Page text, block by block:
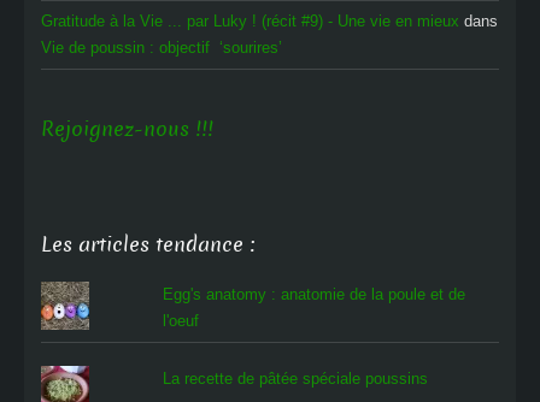
Gratitude à la Vie ... par Luky ! (récit #9) - Une vie en mieux dans
Vie de poussin : objectif ‘sourires’
Rejoignez-nous !!!
Les articles tendance :
Egg's anatomy : anatomie de la poule et de
l'oeuf
La recette de pâtée spéciale poussins